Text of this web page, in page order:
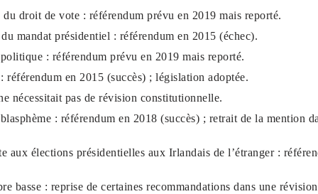
du droit de vote : référendum prévu en 2019 mais reporté.
mandat présidentiel : référendum en 2015 (échec).
: référendum prévu en 2019 mais reporté.
référendum en 2015 (succès) ; législation adoptée.
nécessitait pas de révision constitutionnelle.
: référendum en 2018 (succès) ; retrait de la mention
aux élections présidentielles aux Irlandais de l’étranger :
basse : reprise de certaines recommandations dans une